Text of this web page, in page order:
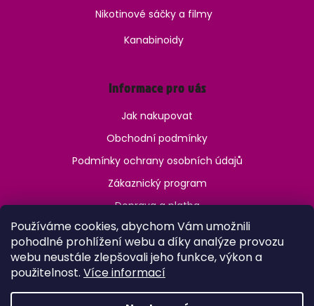
Používáme cookies, abychom Vám umožnili
pohodlné prohlížení webu a díky analýze provozu
webu neustále zlepšovali jeho funkce, výkon a
použitelnost. Více informací
Nikotinové sáčky a filmy
Kanabinoidy
Informace pro vás
Jak nakupovat
Obchodní podmínky
Podmínky ochrany osobních údajů
Zákaznický program
Doprava a platba
Jak ověřit věk?